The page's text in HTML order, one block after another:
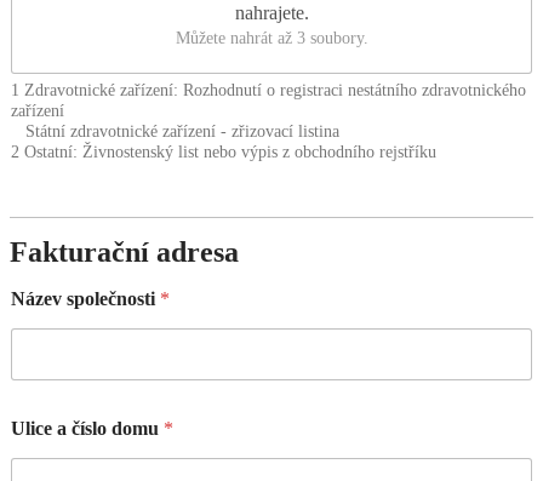
nahrajete.
Můžete nahrát až 3 soubory.
1 Zdravotnické zařízení: Rozhodnutí o registraci nestátního zdravotnického
zařízení
Státní zdravotnické zařízení - zřizovací listina
2 Ostatní: Živnostenský list nebo výpis z obchodního rejstříku
Fakturační adresa
Název společnosti *
Ulice a číslo domu *